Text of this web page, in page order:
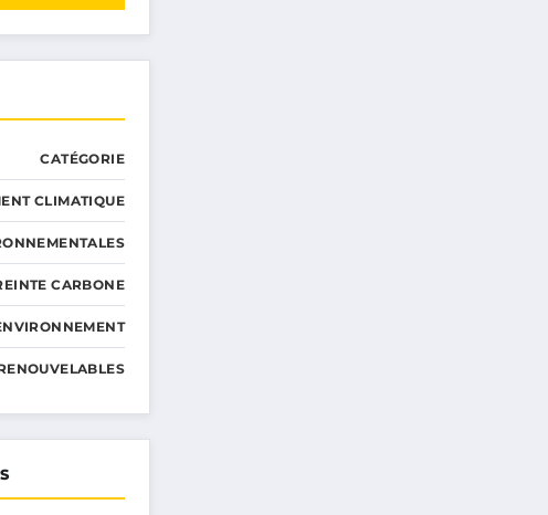
CATÉGORIE
CLIMATIQUE
CARBONE